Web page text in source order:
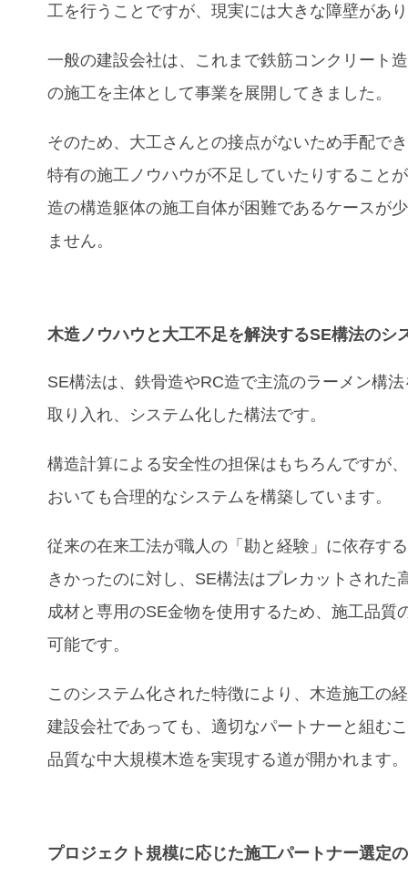
工を行うことですが、現実には大きな障壁があ
一般の建設会社は、これまで鉄筋コンクリート
の施工を主体として事業を展開してきました。
そのため、大工さんとの接点がないため手配で
特有の施工ノウハウが不足していたりすること
造の構造躯体の施工自体が困難であるケースが
ません。
木造ノウハウ と 大工不足 を解決するSE構法のシ
SE構法は、鉄骨造やRC造で主流のラーメン構
取り入れ、システム化した構法です。
構造計算による安全性の担保はもちろんですが
おいても合理的なシステムを構築しています。
従来の在来工法が職人の「勘と経験」に依存す
きかったのに対し、SE構法はプレカットされた
成材と専用のSE金物を使用するため、施工品質
可能です。
このシステム化された特徴により、木造施工の
建設会社であっても、適切なパートナーと組む
品質な中大規模木造を実現する道が開かれます。
プロジェクト規模に応じた施工パートナー選定